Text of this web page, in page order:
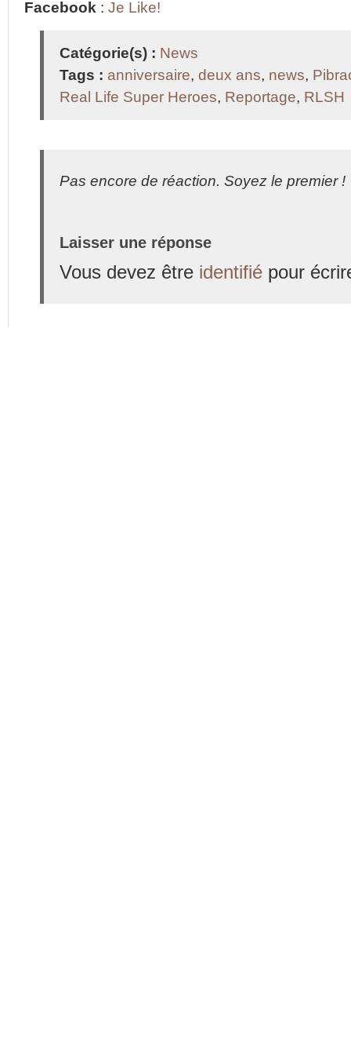
Facebook : Je Like!
Catégorie(s) : News
Tags : anniversaire, deux ans, news,
Real Life Super Heroes, Reportage, RLSH
Pas encore de réaction. Soyez le premier !
Laisser une réponse
Vous devez être identifié pour